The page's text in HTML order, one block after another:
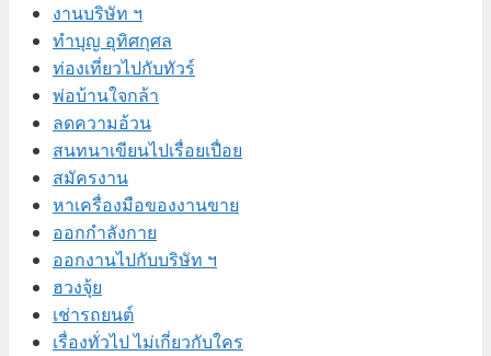
งานบริษัท ฯ
ทำบุญ อุทิศกุศล
ท่องเที่ยวไปกับทัวร์
พ่อบ้านใจกล้า
ลดความอ้วน
สนทนาเขียนไปเรื่อยเปื่อย
สมัครงาน
หาเครื่องมือของงานขาย
ออกกำลังกาย
ออกงานไปกับบริษัท ฯ
ฮวงจุ้ย
เช่ารถยนต์
เรื่องทั่วไป ไม่เกี่ยวกับใคร